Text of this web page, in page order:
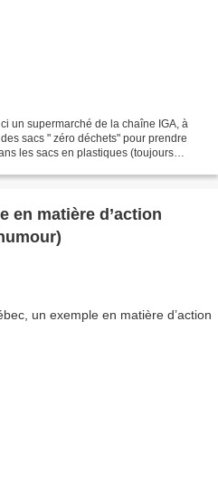
un supermarché de la chaîne IGA, à
sacs " zéro déchets" pour prendre
les sacs en plastiques (toujours
en matière d’action